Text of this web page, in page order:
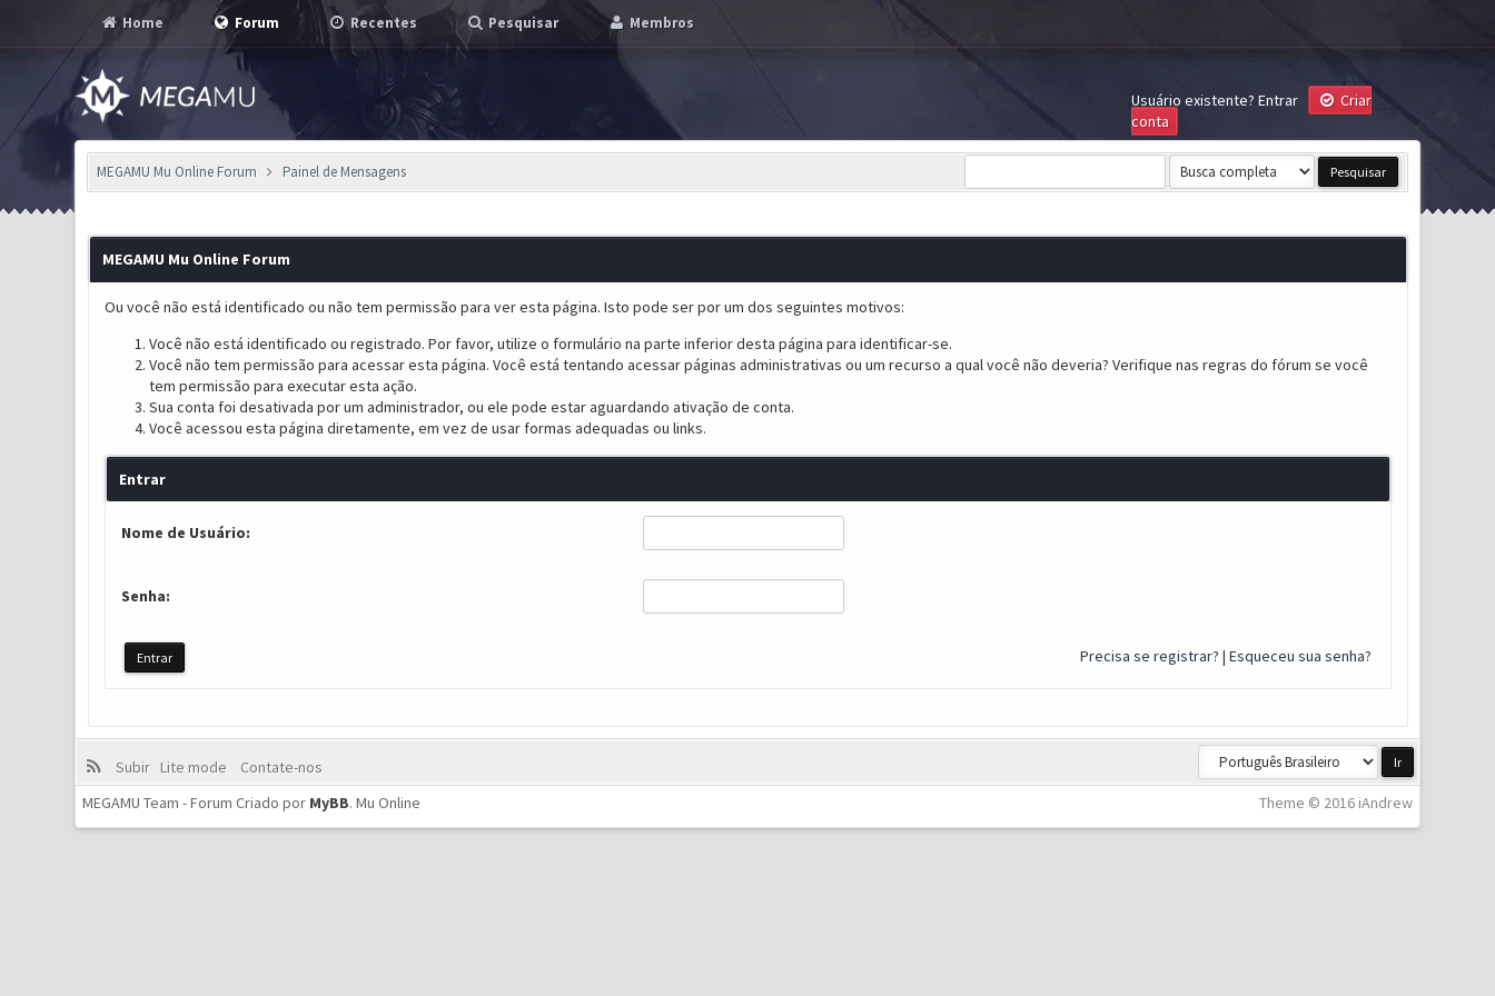
Home Forum Recentes Pesquisar Membros
Usuário existente? Entrar
Criar
conta
MEGAMU Mu Online Forum Painel de Mensagens
MEGAMU Mu Online Forum
Ou você não está identificado ou não tem permissão para ver esta página. Isto pode ser por um dos seguintes motivos:
Você não está identificado ou registrado. Por favor, utilize o formulário na parte inferior desta página para identificar-se.
Você não tem permissão para acessar esta página. Você está tentando acessar páginas administrativas ou um recurso a qual você não deveria? Verifique nas regras do fórum se você
tem permissão para executar esta ação.
Sua conta foi desativada por um administrador, ou ele pode estar aguardando ativação de conta.
Você acessou esta página diretamente, em vez de usar formas adequadas ou links.
Entrar
Nome de Usuário:
Senha:
Precisa se registrar? | Esqueceu sua senha?
Subir Lite mode
Contate-nos
Theme © 2016 iAndrew
MEGAMU Team - Forum Criado por MyBB.Mu Online